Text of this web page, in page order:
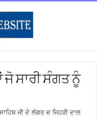
ਸਾਰੀ ਸੰਗਤ ਨੂੰ
ਜੀ ਦੇ ਲੰਗਰ ਚ ਜਿਹੜੀ ਦਾਲ